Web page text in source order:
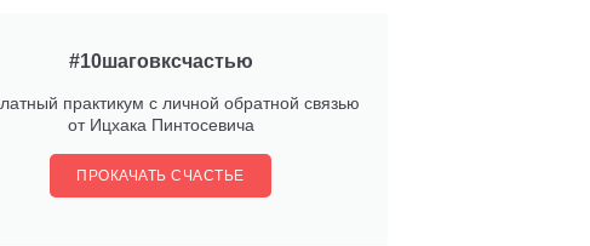
#10шаговксчастью
практикум с личной обратной связью
от Ицхака Пинтосевича
ПРОКАЧАТЬ СЧАСТЬЕ